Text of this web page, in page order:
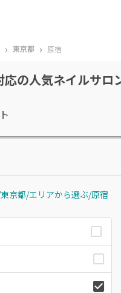
› 東京都 › 原宿
の人気ネイルサロ
京都/エリアから選ぶ/原宿